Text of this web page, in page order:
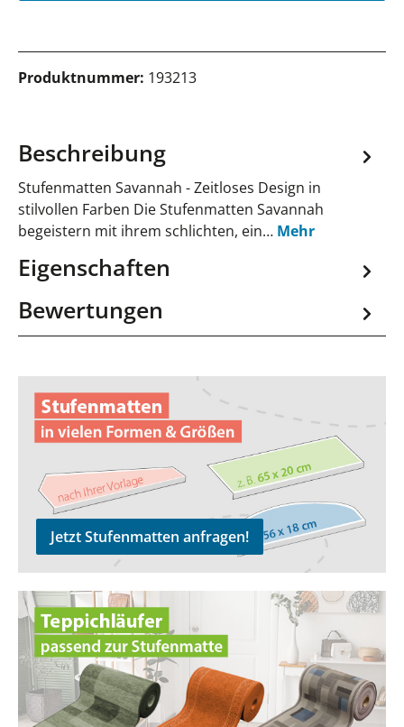
Produktnummer: 193213
Beschreibung
Stufenmatten Savannah - Zeitloses Design in
stilvollen Farben Die Stufenmatten Savannah
begeistern mit ihrem schlichten, ein… Mehr
Eigenschaften
Bewertungen
Jetzt Stufenmatten anfragen!
zu den Teppichläufern